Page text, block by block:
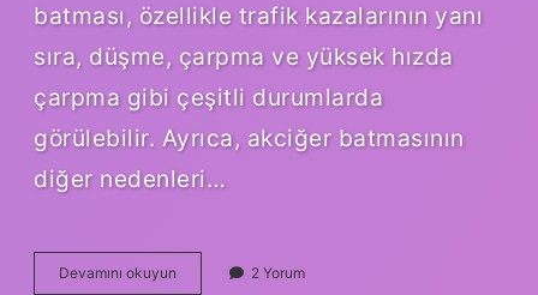
batması, özellikle trafik kazalarının yanı
sıra, düşme, çarpma ve yüksek hızda
çarpma gibi çeşitli durumlarda
görülebilir. Ayrıca, akciğer batmasının
diğer nedenleri…
Devamını okuyun 2 Yorum